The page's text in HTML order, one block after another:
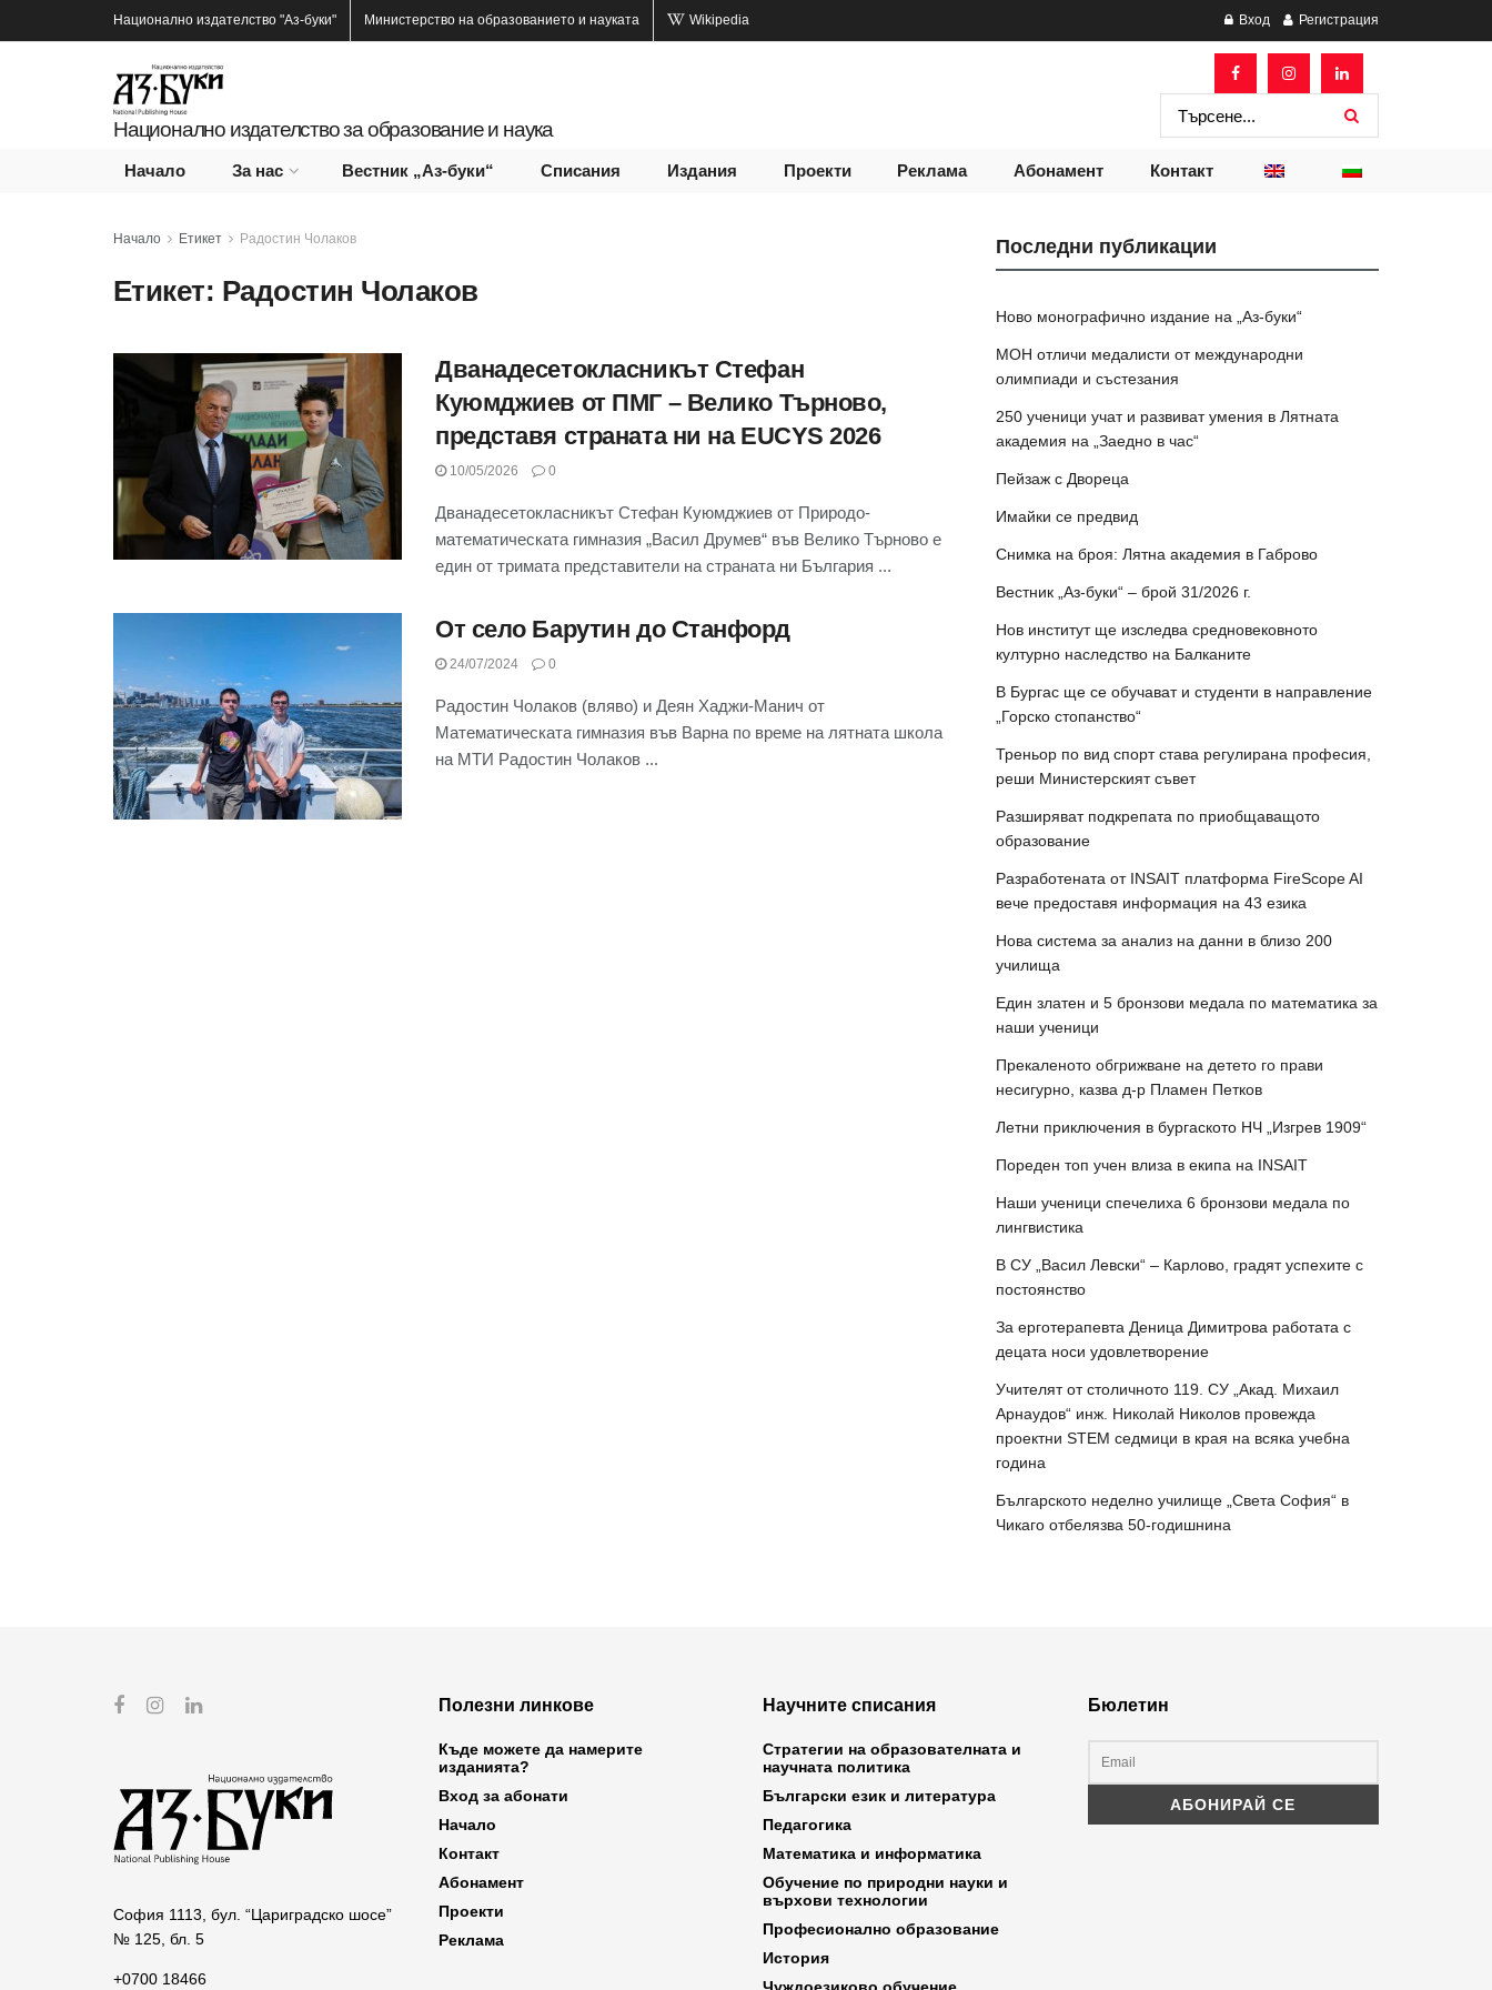
Национално издателство "Аз-буки" Министерство на образованието и науката Wikipedia Вход Регистрация
Национално издателство за образование и наука
Начало За нас Вестник „Аз-буки“ Списания Издания Проекти Реклама Абонамент Контакт
Начало Етикет Радостин Чолаков
Етикет: Радостин Чолаков
Дванадесетокласникът Стефан
Куюмджиев от ПМГ – Велико Търново,
представя страната ни на EUCYS 2026
10/05/2026 0
Дванадесетокласникът Стефан Куюмджиев от Природо-
математическата гимназия „Васил Друмев“ във Велико Търново е
един от тримата представители на страната ни България ...
От село Барутин до Станфорд
24/07/2024 0
Радостин Чолаков (вляво) и Деян Хаджи-Манич от
Математическата гимназия във Варна по време на лятната школа
на МТИ Радостин Чолаков ...
Последни публикации
Ново монографично издание на „Аз-буки“
МОН отличи медалисти от международни
олимпиади и състезания
250 ученици учат и развиват умения в Лятната
академия на „Заедно в час“
Пейзаж с Двореца
Имайки се предвид
Снимка на броя: Лятна академия в Габрово
Вестник „Аз-буки“ – брой 31/2026 г.
Нов институт ще изследва средновековното
културно наследство на Балканите
В Бургас ще се обучават и студенти в направление
„Горско стопанство“
Треньор по вид спорт става регулирана професия,
реши Министерският съвет
Разширяват подкрепата по приобщаващото
образование
Разработената от INSAIT платформа FireScope AI
вече предоставя информация на 43 езика
Нова система за анализ на данни в близо 200
училища
Един златен и 5 бронзови медала по математика за
наши ученици
Прекаленото обгрижване на детето го прави
несигурно, казва д-р Пламен Петков
Летни приключения в бургаското НЧ „Изгрев 1909“
Пореден топ учен влиза в екипа на INSAIT
Наши ученици спечелиха 6 бронзови медала по
лингвистика
В СУ „Васил Левски“ – Карлово, градят успехите с
постоянство
За ерготерапевта Деница Димитрова работата с
децата носи удовлетворение
Учителят от столичното 119. СУ „Акад. Михаил
Арнаудов“ инж. Николай Николов провежда
проектни STEM седмици в края на всяка учебна
година
Българското неделно училище „Света София“ в
Чикаго отбелязва 50-годишнина
София 1113, бул. “Цариградско шосе”
№ 125, бл. 5
+0700 18466
Полезни линкове
Къде можете да намерите
изданията?
Вход за абонати
Начало
Контакт
Абонамент
Проекти
Реклама
Научните списания
Стратегии на образователната и
научната политика
Български език и литература
Педагогика
Математика и информатика
Обучение по природни науки и
върхови технологии
Професионално образование
История
Бюлетин